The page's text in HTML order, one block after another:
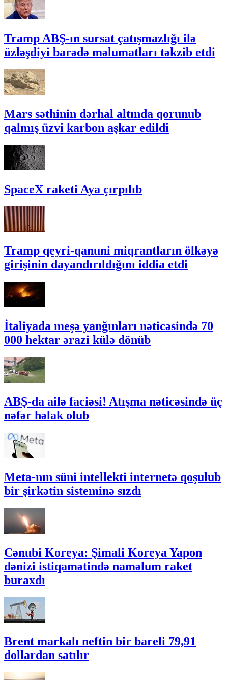
Tramp ABŞ-ın sursat çatışmazlığı ilə
üzləşdiyi barədə məlumatları təkzib etdi
Mars səthinin dərhal altında qorunub
qalmış üzvi karbon aşkar edildi
SpaceX raketi Aya çırpılıb
Tramp qeyri-qanuni miqrantların ölkəyə
girişinin dayandırıldığını iddia etdi
İtaliyada meşə yanğınları nəticəsində 70
000 hektar ərazi külə dönüb
ABŞ-da ailə faciəsi! Atışma nəticəsində üç
nəfər həlak olub
Meta-nın süni intellekti internetə qoşulub
bir şirkətin sisteminə sızdı
Cənubi Koreya: Şimali Koreya Yapon
dənizi istiqamətində naməlum raket
buraxdı
Brent markalı neftin bir bareli 79,91
dollardan satılır